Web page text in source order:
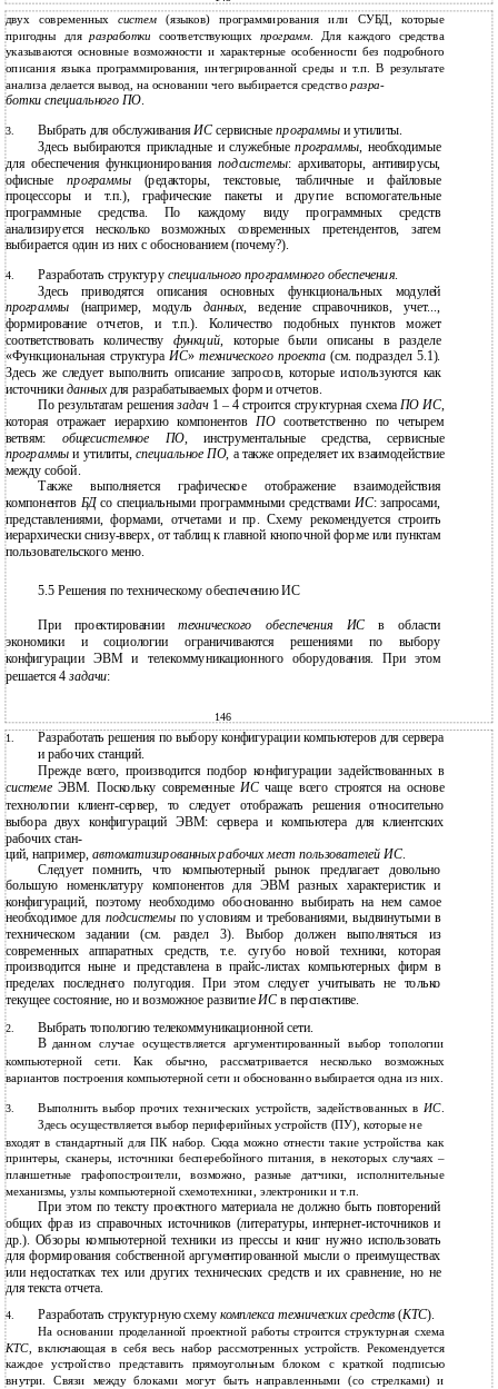
двух современныхсистем(языков) программирования или СУБД, которые
пригодны дляразработки соответствующих программ. Для каждого средства
указываются основные возможности и характерные особенности без подробного
описания языка программирования, интегрированной среды и т.п. В результате
анализа делается вывод, на основании чего выбирается средстворазра-
ботки специального ПО.
3. Выбрать для обслуживанияИСсервисныепрограммы и утилиты.
Здесь выбираются прикладные и служебныепрограммы, необходимые
для обеспечения функционированияподсистемы: архиваторы, антивирусы,
офисныепрограммы (редакторы, текстовые, табличные и файловые
процессоры и т.п.), графические пакеты и другие вспомогательные
программные средства. По каждому виду программных средств
анализируется несколько возможных современных претендентов, затем
выбирается один из них с обоснованием (почему?).
4. Разработать структуру специального программного обеспечения.
Здесь приводятся описания основных функциональных модулей
программы (например, модульданных, ведение справочников, учет...,
формирование отчетов, и т.п.). Количество подобных пунктов может
соответствовать количествуфункций, которые были описаны в разделе
«Функциональная структураИС»технического проекта(см. подраздел 5.1).
Здесь же следует выполнить описание запросов, которые используются как
источники данных для разрабатываемых форм и отчетов.
По результатам решениязадач 1 – 4 строится структурная схема ПО ИС,
которая отражает иерархию компонентовПО соответственно по четырем
ветвям: общесистемное ПО, инструментальные средства, сервисные
программыи утилиты,специальное ПО, а также определяет их взаимодействие
между собой.
Также выполняется графическое отображение взаимодействия
компонентов БДсо специальными программными средствамиИС: запросами,
представлениями, формами, отчетами и пр. Схему рекомендуется строить
иерархически снизу-вверх, от таблиц к главной кнопочной форме или пунктам
пользовательского меню.
5.5 Решения по техническому обеспечению ИС
При проектированиитехнического обеспечения ИСв области
экономики и социологии ограничиваются решениями по выбору
конфигурации ЭВМ и телекоммуникационного оборудования. При этом
решается 4задачи:
146
1. Разработать решения по выбору конфигурации компьютеров для сервера
и рабочих станций.
Прежде всего, производится подбор конфигурации задействованных в
системеЭВМ. Поскольку современныеИСчаще всего строятся на основе
технологии клиент-сервер, то следует отображать решения относительно
выбора двух конфигураций ЭВМ: сервера и компьютера для клиентских
рабочих стан-
ций, например, автоматизированных рабочих мест пользователей ИС.
Следует помнить, что компьютерный рынок предлагает довольно
большую номенклатуру компонентов для ЭВМ разных характеристик и
конфигураций, поэтому необходимо обоснованно выбирать на нем самое
необходимое для подсистемы по условиям и требованиями, выдвинутыми в
техническом задании (см. раздел 3). Выбор должен выполняться из
современных аппаратных средств, т.е. сугубо новой техники, которая
производится ныне и представлена в прайс-листах компьютерных фирм в
пределах последнего полугодия. При этом следует учитывать не только
текущее состояние, но и возможное развитие ИС в перспективе.
2. Выбрать топологию телекоммуникационной сети.
В данном случае осуществляется аргументированный выбор топологии
компьютерной сети. Как обычно, рассматривается несколько возможных
вариантов построения компьютерной сети и обоснованно выбирается одна из них.
3. Выполнить выбор прочих технических устройств, задействованных в ИС.
Здесь осуществляется выбор периферийных устройств (ПУ), которые не
входят в стандартный для ПК набор. Сюда можно отнести такие устройства как
принтеры, сканеры, источники бесперебойного питания, в некоторых случаях –
планшетные графопостроители, возможно, разные датчики, исполнительные
механизмы, узлы компьютерной схемотехники, электроники и т.п.
При этом по тексту проектного материала не должно быть повторений
общих фраз из справочных источников (литературы, интернет-источников и
др.). Обзоры компьютерной техники из прессы и книг нужно использовать
для формирования собственной аргументированной мысли о преимуществах
или недостатках тех или других технических средств и их сравнение, но не
для текста отчета.
4. Разработать структурную схему комплекса технических средств(КТС).
На основании проделанной проектной работы строится структурная схема
КТС, включающая в себя весь набор рассмотренных устройств. Рекомендуется
каждое устройство представить прямоугольным блоком с краткой подписью
внутри. Связи между блоками могут быть направленными (со стрелками) и